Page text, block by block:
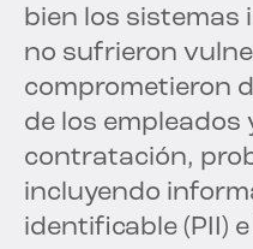
bien los sistemas
no sufrieron
comprometieron
de los empleados
contratación,
incluyendo
identificable (PII)